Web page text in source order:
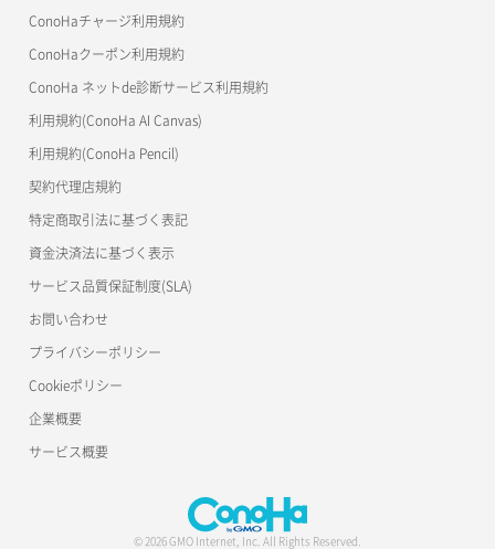
ラージオブジェクトアップロード(DLO)
一時的Web公開
OpenStack CLI
Terraform
s3cmd
公開API(ConoHa VPS Ver.2.0)
ConoHaチャージ利用規約
ConoHaクーポン利用規約
ConoHa ネットde診断サービス利用規約
利用規約(ConoHa AI Canvas)
利用規約(ConoHa Pencil)
契約代理店規約
特定商取引法に基づく表記
資金決済法に基づく表示
サービス品質保証制度(SLA)
お問い合わせ
プライバシーポリシー
Cookieポリシー
企業概要
サービス概要
© 2026 GMO Internet, Inc. All Rights Reserved.